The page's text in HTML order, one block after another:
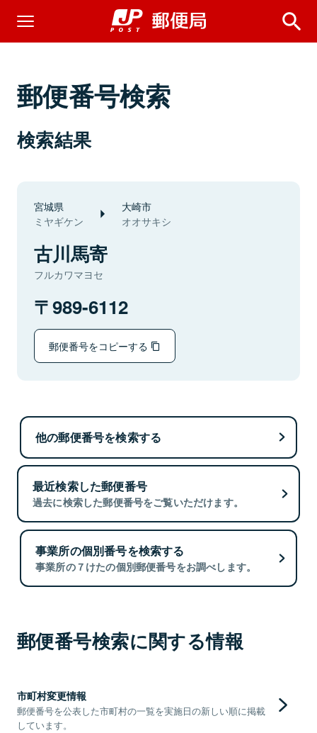
郵便番号検索
検索結果
宮城県
ミヤギケン
大崎市
オオサキシ
古川馬寄
フルカワマヨセ
989-6112
郵便番号をコピーする
他の郵便番号を検索する
最近検索した郵便番号
過去に検索した郵便番号をご覧いただけます。
事業所の個別番号を検索する
事業所の７けたの個別郵便番号をお調べします。
郵便番号検索に関する情報
市町村変更情報
郵便番号を公表した市町村の一覧を実施日の新しい順に掲載
しています。